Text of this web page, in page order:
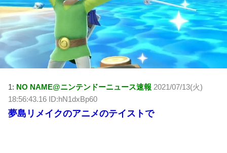
1: NO NAME@ニンテンドーニュース速報 2021/07/13(火)
18:56:43.16 ID:hN1dxBp60
夢島リメイクのアニメのテイストで